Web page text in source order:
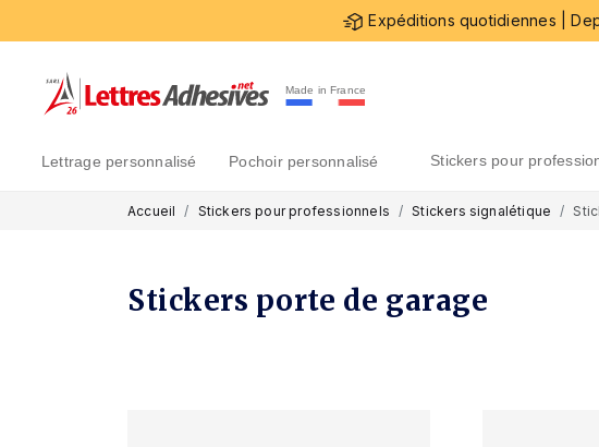
Expéditions quotidiennes |
Made in France
lettrage personnalisé pochoir personnalisé stickers pour
Accueil Stickers pour professionnels Stickers signalétique
Stickers porte de garage